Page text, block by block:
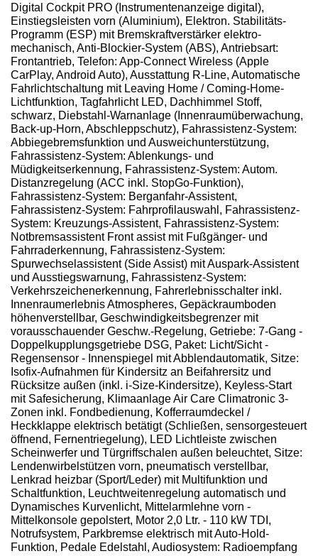
Digital Cockpit PRO (Instrumentenanzeige digital),
Einstiegsleisten vorn (Aluminium), Elektron. Stabilitäts-
Programm (ESP) mit Bremskraftverstärker elektro-
mechanisch, Anti-Blockier-System (ABS), Antriebsart:
Frontantrieb, Telefon: App-Connect Wireless (Apple
CarPlay, Android Auto), Ausstattung R-Line, Automatische
Fahrlichtschaltung mit Leaving Home / Coming-Home-
Lichtfunktion, Tagfahrlicht LED, Dachhimmel Stoff,
schwarz, Diebstahl-Warnanlage (Innenraumüberwachung,
Back-up-Horn, Abschleppschutz), Fahrassistenz-System:
Abbiegebremsfunktion und Ausweichunterstützung,
Fahrassistenz-System: Ablenkungs- und
Müdigkeitserkennung, Fahrassistenz-System: Autom.
Distanzregelung (ACC inkl. StopGo-Funktion),
Fahrassistenz-System: Berganfahr-Assistent,
Fahrassistenz-System: Fahrprofilauswahl, Fahrassistenz-
System: Kreuzungs-Assistent, Fahrassistenz-System:
Notbremsassistent Front assist mit Fußgänger- und
Fahrraderkennung, Fahrassistenz-System:
Spurwechselassistent (Side Assist) mit Auspark-Assistent
und Ausstiegswarnung, Fahrassistenz-System:
Verkehrszeichenerkennung, Fahrerlebnisschalter inkl.
Innenraumerlebnis Atmospheres, Gepäckraumboden
höhenverstellbar, Geschwindigkeitsbegrenzer mit
vorausschauender Geschw.-Regelung, Getriebe: 7-Gang -
Doppelkupplungsgetriebe DSG, Paket: Licht/Sicht -
Regensensor - Innenspiegel mit Abblendautomatik, Sitze:
Isofix-Aufnahmen für Kindersitz an Beifahrersitz und
Rücksitze außen (inkl. i-Size-Kindersitze), Keyless-Start
mit Safesicherung, Klimaanlage Air Care Climatronic 3-
Zonen inkl. Fondbedienung, Kofferraumdeckel /
Heckklappe elektrisch betätigt (Schließen, sensorgesteuert
öffnend, Fernentriegelung), LED Lichtleiste zwischen
Scheinwerfer und Türgriffschalen außen beleuchtet, Sitze:
Lendenwirbelstützen vorn, pneumatisch verstellbar,
Lenkrad heizbar (Sport/Leder) mit Multifunktion und
Schaltfunktion, Leuchtweitenregelung automatisch und
Dynamisches Kurvenlicht, Mittelarmlehne vorn -
Mittelkonsole gepolstert, Motor 2,0 Ltr. - 110 kW TDI,
Notrufsystem, Parkbremse elektrisch mit Auto-Hold-
Funktion, Pedale Edelstahl, Audiosystem: Radioempfang